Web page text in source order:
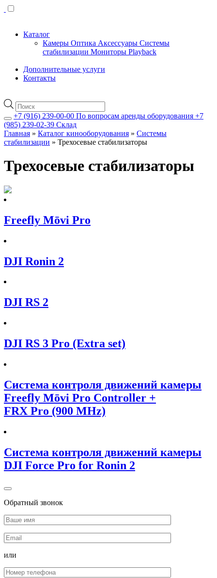
Каталог
Камеры Оптика Аксессуары Системы
стабилизации Мониторы Playback
Дополнительные услуги
Контакты
Поиск
товаров
+7 (916) 239-00-00 По вопросам аренды оборудования +7
(985) 239-02-39 Склад
Главная » Каталог кинооборудования » Системы
стабилизации » Трехосевые стабилизаторы
Трехосевые стабилизаторы
Freefly Mōvi Pro
DJI Ronin 2
DJI RS 2
DJI RS 3 Pro (Extra set)
Система контроля движений камеры
Freefly Mōvi Pro Controller +
FRX Pro (900 MHz)
Система контроля движений камеры
DJI Force Pro for Ronin 2
Обратный звонок
или